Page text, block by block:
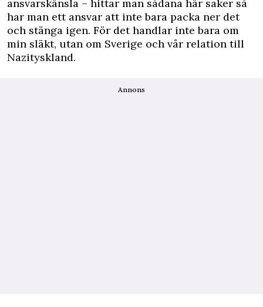
ansvarskänsla – hittar man sådana här saker så
har man ett ansvar att inte bara packa ner det
och stänga igen. För det handlar inte bara om
min släkt, utan om Sverige och vår relation till
Nazityskland.
Annons